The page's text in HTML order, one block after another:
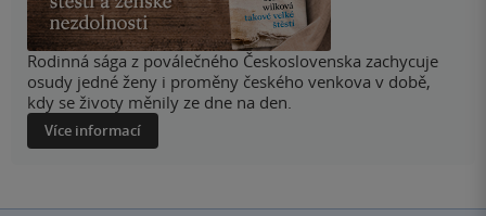
Rodinná sága z poválečného Československa zachycuje
osudy jedné ženy i proměny českého venkova v době,
kdy se životy měnily ze dne na den.
Více informací